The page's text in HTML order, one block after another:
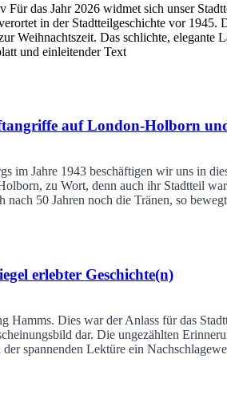
das Jahr 2026 widmet sich unser
in der Stadtteilgeschichte vor
Weihnachtszeit. Das schlichte,
und einleitender Text
auf London-Holborn
im Jahre 1943 beschäftigen wir uns in
zu Wort, denn auch ihr Stadtteil
50 Jahren noch die Tränen, so
erlebter Geschichte(n)
Dies war der Anlass für das
dar. Die ungezählten
spannenden Lektüre ein